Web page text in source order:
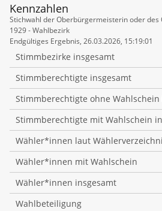
Kennzahlen
Kennzahlen
Stichwahl der Oberbürgermeisterin oder
1929 - Wahlbezirk
Endgültiges Ergebnis, 26.03.2026, 15:19:01
Stimmbezirke insgesamt
Stimmberechtigte insgesamt
Stimmberechtigte ohne Wahlschein
Stimmberechtigte mit Wahlschein
Wähler*innen laut
Wähler*innen mit Wahlschein
Wähler*innen insgesamt
Wahlbeteiligung